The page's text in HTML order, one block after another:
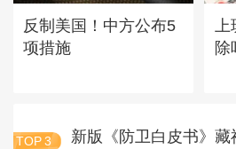
反制美国！中方公布5
项措施
除
TOP 3 新版《防卫白皮书》藏